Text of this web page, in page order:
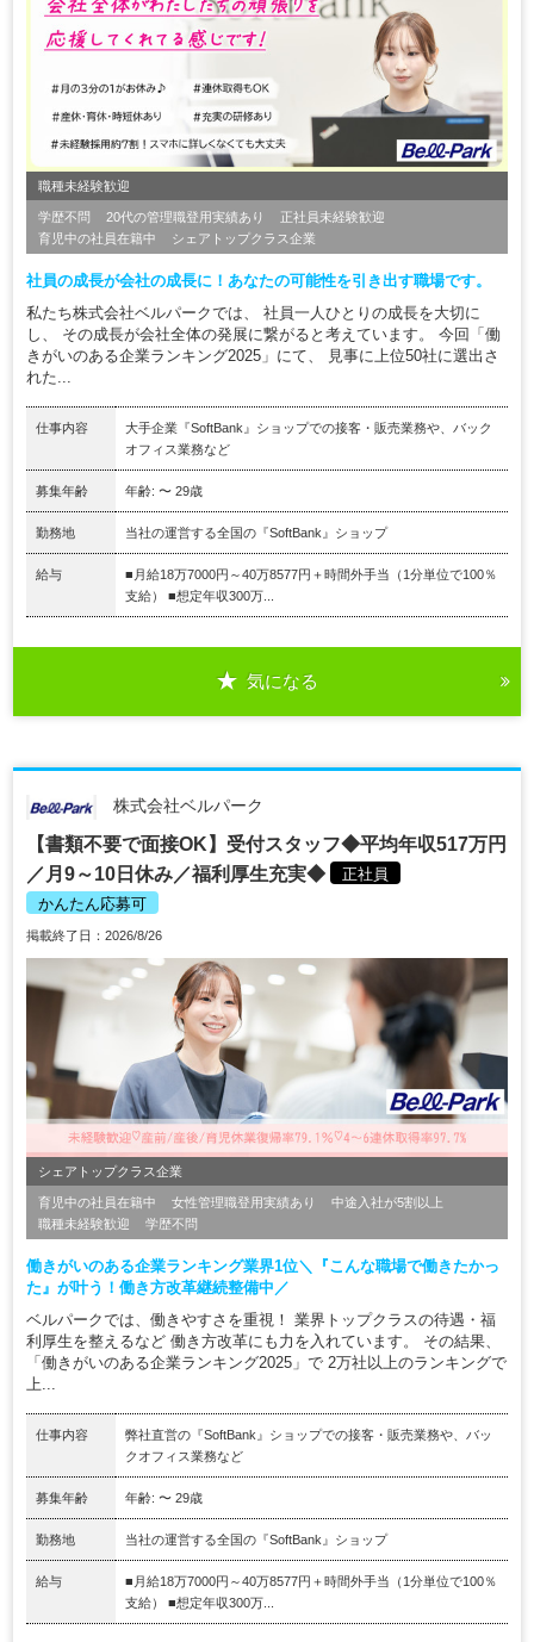
職種未経験歓迎
学歴不問 20代の管理職登用実績あり
正社員未経験歓迎
育児中の社員在籍中
シェアトップクラス企業
社員の成長が会社の成長に！あなたの可能性を引き出す職場です。
私たち株式会社ベルパークでは、 社員一人ひとりの成長を大切に
し、 その成長が会社全体の発展に繋がると考えています。 今回「働
きがいのある企業ランキング2025」にて、 見事に上位50社に選出さ
れた...
仕事内容
大手企業『SoftBank』ショップでの接客・販売業務や、バック
オフィス業務など
募集年齢 年齢: 〜 29歳
勤務地 当社の運営する全国の『SoftBank』ショップ
給与
■月給18万7000円～40万8577円＋時間外手当（1分単位で100％
支給） ■想定年収300万...
気になる
株式会社ベルパーク
【書類不要で面接OK】受付スタッフ◆平均年収517万円
／月9～10日休み／福利厚生充実◆
正社員
かんたん応募可
掲載終了日：2026/8/26
シェアトップクラス企業
育児中の社員在籍中 女性管理職登用実績あり
中途入社が5割以上
職種未経験歓迎
学歴不問
働きがいのある企業ランキング業界1位＼『こんな職場で働きたかっ
た』が叶う！働き方改革継続整備中／
ベルパークでは、働きやすさを重視！ 業界トップクラスの待遇・福
利厚生を整えるなど 働き方改革にも力を入れています。 その結果、
「働きがいのある企業ランキング2025」で 2万社以上のランキングで
上...
仕事内容
弊社直営の『SoftBank』ショップでの接客・販売業務や、バッ
クオフィス業務など
募集年齢 年齢: 〜 29歳
勤務地 当社の運営する全国の『SoftBank』ショップ
給与
■月給18万7000円～40万8577円＋時間外手当（1分単位で100％
支給） ■想定年収300万...